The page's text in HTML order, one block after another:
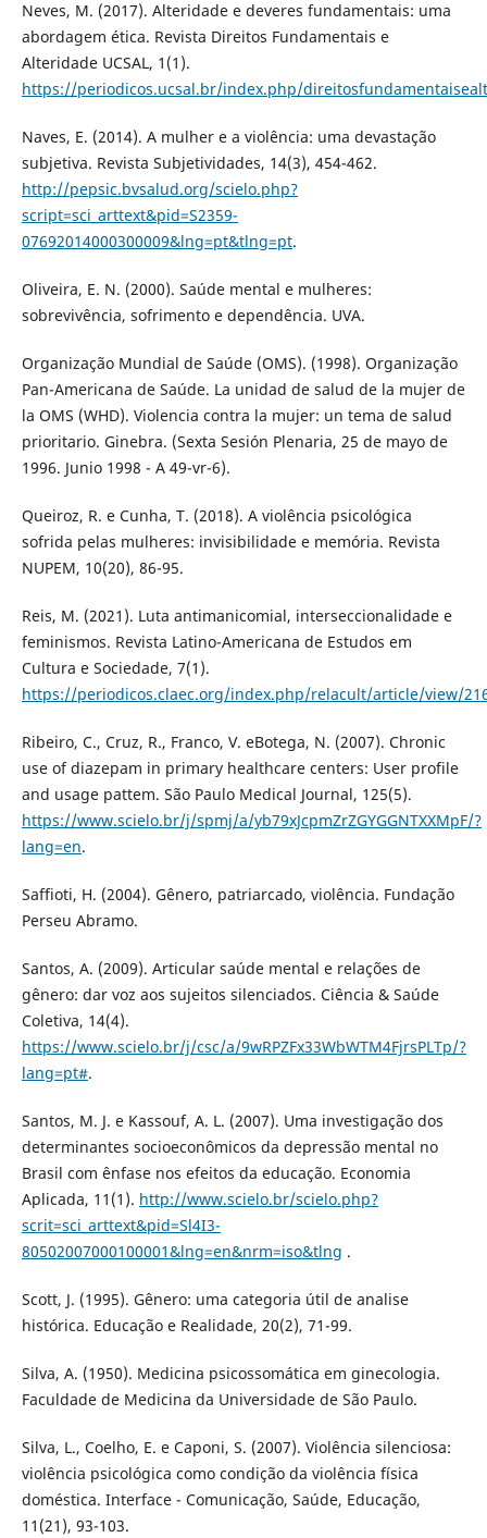
Neves, M. (2017). Alteridade e deveres fundamentais: uma
abordagem ética. Revista Direitos Fundamentais e
Alteridade UCSAL, 1(1).
https://periodicos.ucsal.br/index.php/
Naves, E. (2014). A mulher e a violência: uma devastação
subjetiva. Revista Subjetividades, 14(3), 454-462.
http://pepsic.bvsalud.org/scielo.php?
script=sci_arttext&pid=S2359-
07692014000300009&lng=pt&tlng=pt.
Oliveira, E. N. (2000). Saúde mental e mulheres:
sobrevivência, sofrimento e dependência. UVA.
Organização Mundial de Saúde (OMS). (1998). Organização
Pan-Americana de Saúde. La unidad de salud de la mujer de
la OMS (WHD). Violencia contra la mujer: un tema de salud
prioritario. Ginebra. (Sexta Sesión Plenaria, 25 de mayo de
1996. Junio 1998 - A 49-vr-6).
Queiroz, R. e Cunha, T. (2018). A violência psicológica
sofrida pelas mulheres: invisibilidade e memória. Revista
NUPEM, 10(20), 86-95.
Reis, M. (2021). Luta antimanicomial, interseccionalidade e
feminismos. Revista Latino-Americana de Estudos em
Cultura e Sociedade, 7(1).
https://periodicos.claec.org/index.php/relacult/article/view/
Ribeiro, C., Cruz, R., Franco, V. eBotega, N. (2007). Chronic
use of diazepam in primary healthcare centers: User profile
and usage pattem. São Paulo Medical Journal, 125(5).
https://www.scielo.br/j/spmj/a/yb79xJcpmZrZGYGGNTXXMpF/?
lang=en.
Saffioti, H. (2004). Gênero, patriarcado, violência. Fundação
Perseu Abramo.
Santos, A. (2009). Articular saúde mental e relações de
gênero: dar voz aos sujeitos silenciados. Ciência & Saúde
Coletiva, 14(4).
https://www.scielo.br/j/csc/a/9wRPZFx33WbWTM4FjrsPLTp/?
lang=pt#.
Santos, M. J. e Kassouf, A. L. (2007). Uma investigação dos
determinantes socioeconômicos da depressão mental no
Brasil com ênfase nos efeitos da educação. Economia
Aplicada, 11(1). http://www.scielo.br/scielo.php?
scrit=sci_arttext&pid=Sl4I3-
80502007000100001&lng=en&nrm=iso&tlng .
Scott, J. (1995). Gênero: uma categoria útil de analise
histórica. Educação e Realidade, 20(2), 71-99.
Silva, A. (1950). Medicina psicossomática em ginecologia.
Faculdade de Medicina da Universidade de São Paulo.
Silva, L., Coelho, E. e Caponi, S. (2007). Violência silenciosa:
violência psicológica como condição da violência física
doméstica. Interface - Comunicação, Saúde, Educação,
11(21), 93-103.